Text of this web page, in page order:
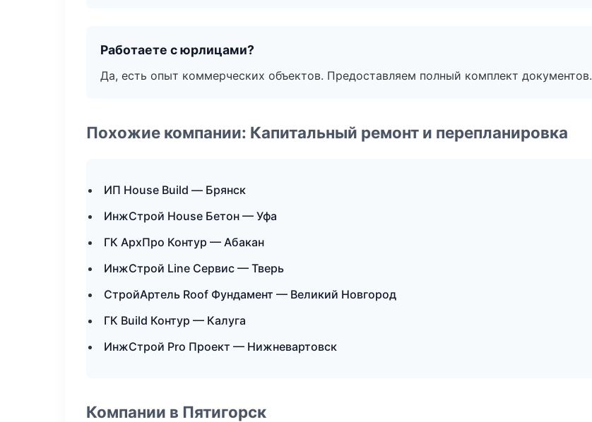
Работаете с юрлицами?
Да, есть опыт коммерческих объектов. Предоставляем полный комплект документов.
Похожие компании: Капитальный ремонт и перепланировка
ИП House Build — Брянск
ИнжСтрой House Бетон — Уфа
ГК АрхПро Контур — Абакан
ИнжСтрой Line Сервис — Тверь
СтройАртель Roof Фундамент — Великий Новгород
ГК Build Контур — Калуга
ИнжСтрой Pro Проект — Нижневартовск
Компании в Пятигорск